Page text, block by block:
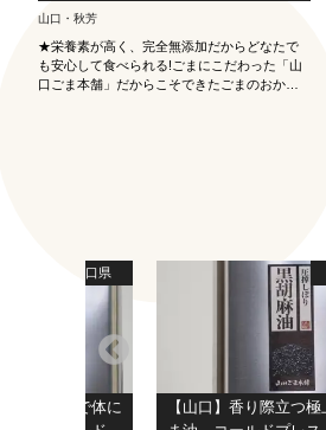
山口・秋芳
★栄養素が高く、完全無添加だからどなたで
も安心して食べられる!ごまにこだわった「山
口ごま本舗」だからこそできたごまのおか
山口県
りの製法で体に
【山口】香り際立つ